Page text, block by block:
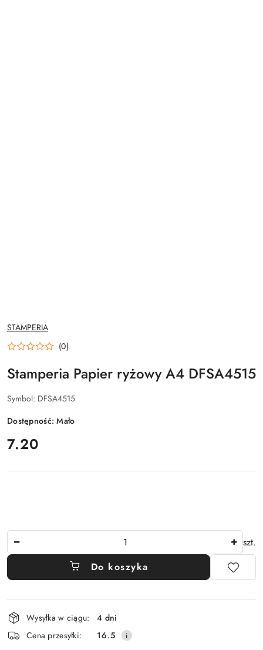
NAZWA
PRODUCENTA:
STAMPERIA
(0)
Stamperia Papier ryżowy A4 DFSA4515
Symbol: DFSA4515
Dostępność:Mało
cena:
7.20
szt.
Do koszyka
Dostępność
i
dostawa
Wysyłka w ciągu:
4 dni
Cena przesyłki:
16.5